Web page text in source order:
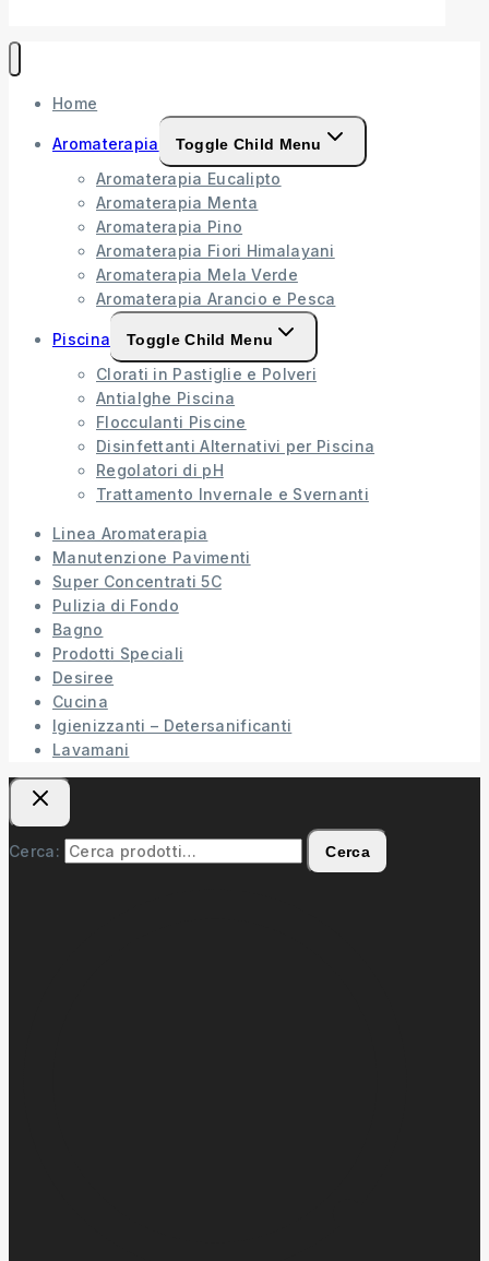
Home
Aromaterapia Toggle Child Menu
Aromaterapia Eucalipto
Aromaterapia Menta
Aromaterapia Pino
Aromaterapia Fiori Himalayani
Aromaterapia Mela Verde
Aromaterapia Arancio e Pesca
Piscina Toggle Child Menu
Clorati in Pastiglie e Polveri
Antialghe Piscina
Flocculanti Piscine
Disinfettanti Alternativi per Piscina
Regolatori di pH
Trattamento Invernale e Svernanti
Linea Aromaterapia
Manutenzione Pavimenti
Super Concentrati 5C
Pulizia di Fondo
Bagno
Prodotti Speciali
Desiree
Cucina
Igienizzanti – Detersanificanti
Lavamani
Cerca: Cerca